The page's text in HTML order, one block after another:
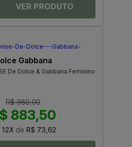
Gabbana
De Dolce & Gabbana Feminino
R$ 980,00
883,50
12X de R$ 73,62